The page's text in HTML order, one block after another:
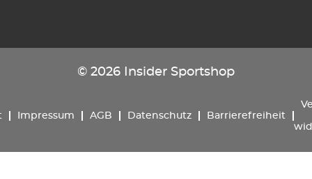
© 2026 Insider Sportshop
Impressum AGB Datenschutz Barrierefreiheit